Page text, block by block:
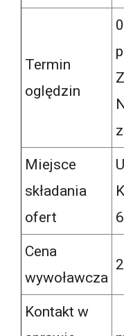
Termin
oględzin
Miejsce
składania
ofert
Cena
wywoławcza
Kontakt w